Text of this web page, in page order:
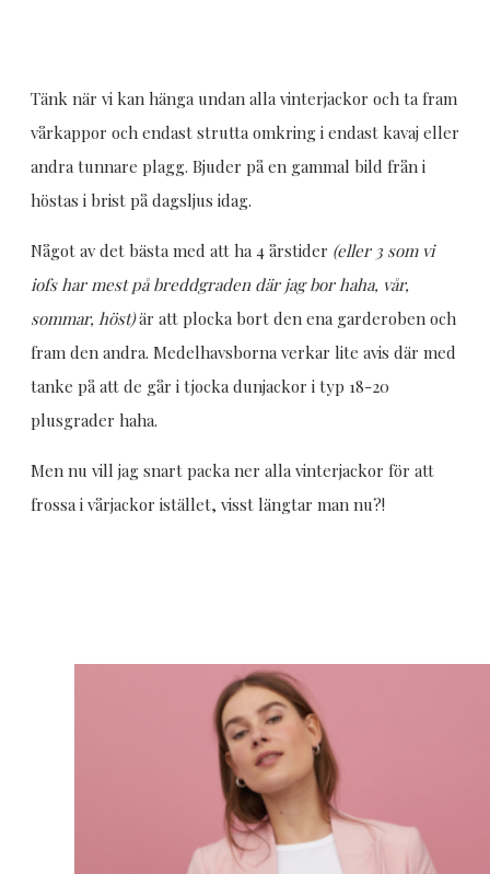
Tänk när vi kan hänga undan alla vinterjackor och ta fram
vårkappor och endast strutta omkring i endast kavaj eller
andra tunnare plagg. Bjuder på en gammal bild från i
höstas i brist på dagsljus idag.
Något av det bästa med att ha 4 årstider (eller 3 som vi
iofs har mest på breddgraden där jag bor haha, vår,
sommar, höst)är att plocka bort den ena garderoben och
fram den andra. Medelhavsborna verkar lite avis där med
tanke på att de går i tjocka dunjackor i typ 18-20
plusgrader haha.
Men nu vill jag snart packa ner alla vinterjackor för att
frossa i vårjackor istället, visst längtar man nu?!